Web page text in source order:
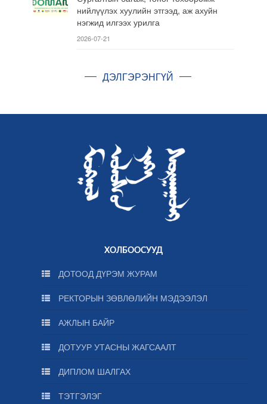
нийлүүлэх хуулийн этгээд, аж ахуйн
нэгжид илгээх урилга
2026-07-21
ДЭЛГЭРЭНГҮЙ
ХОЛБООСУУД
ДОТООД ДҮРЭМ ЖУРАМ
РЕКТОРЫН ЗӨВЛӨЛИЙН МЭДЭЭЛЭЛ
АЖЛЫН БАЙР
ДОТУУР УТАСНЫ ЖАГСААЛТ
ДИПЛОМ ШАЛГАХ
ТЭТГЭЛЭГ